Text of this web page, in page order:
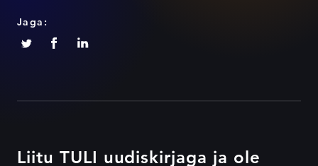
Jaga:
Liitu TULI uudiskirjaga ja ole